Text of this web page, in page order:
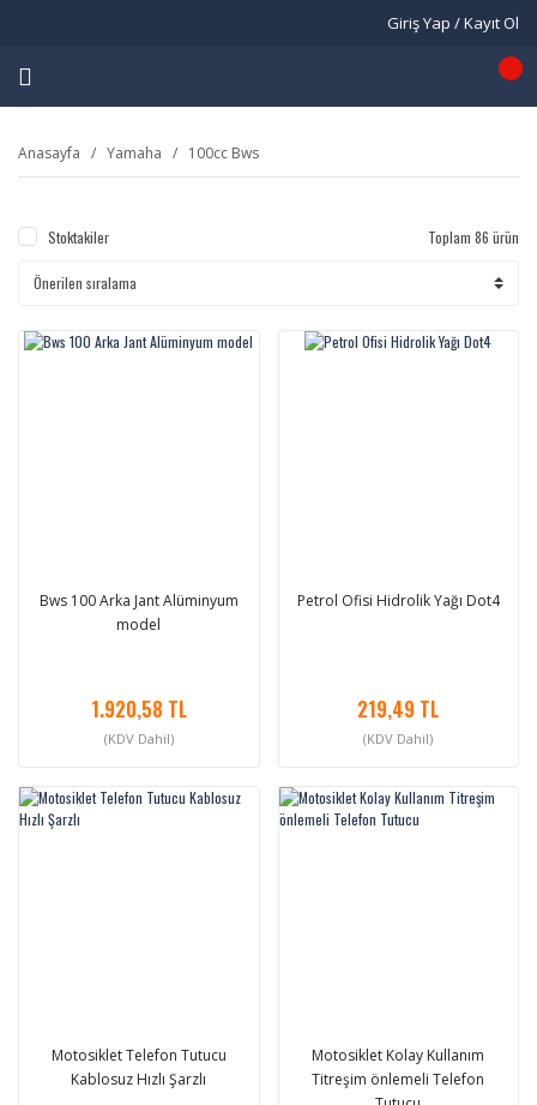
Giriş Yap / Kayıt Ol
Anasayfa Yamaha 100cc Bws
Stoktakiler Toplam 86 ürün
Bws 100 Arka Jant Alüminyum
model
1.920,58 TL
(KDV Dahil)
Petrol Ofisi Hidrolik Yağı Dot4
219,49 TL
(KDV Dahil)
Motosiklet Telefon Tutucu
Kablosuz Hızlı Şarzlı
Motosiklet Kolay Kullanım
Titreşim önlemeli Telefon